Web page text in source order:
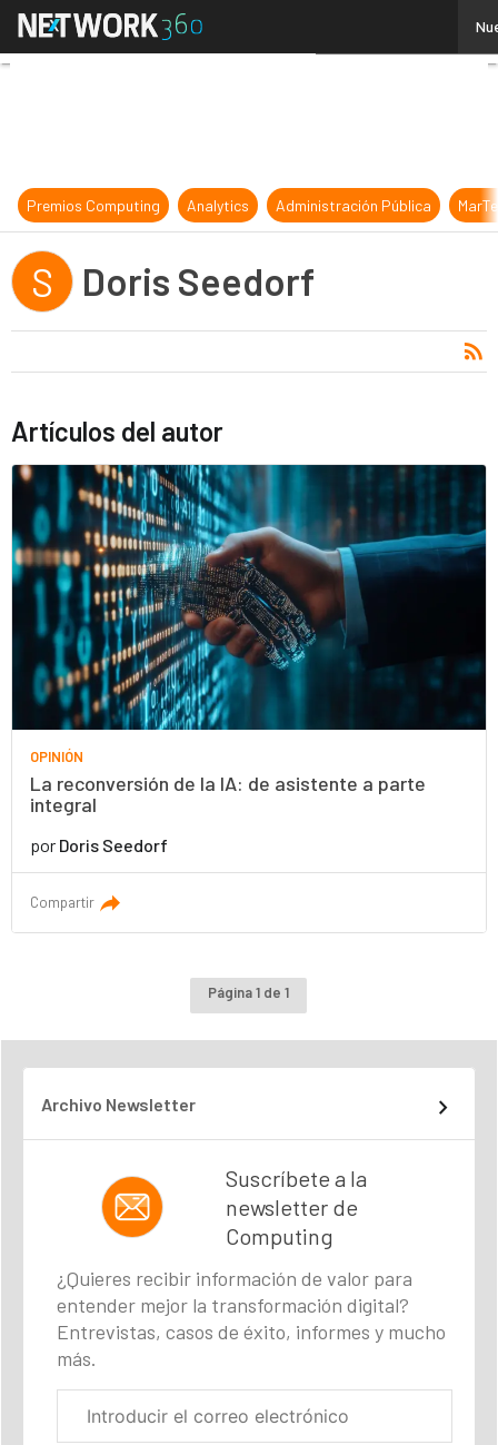
Doris Seedorf
Premios Computing Analytics Administración Pública
S Doris Seedorf
Artículos del autor
OPINIÓN
La reconversión de la IA: de asistente a parte
integral
por Doris Seedorf
Compartir
Página 1 de 1
Archivo Newsletter
Suscríbete a la
newsletter de
Computing
¿Quieres recibir información de valor para
entender mejor la transformación digital?
Entrevistas, casos de éxito, informes y mucho
más.
electrónico